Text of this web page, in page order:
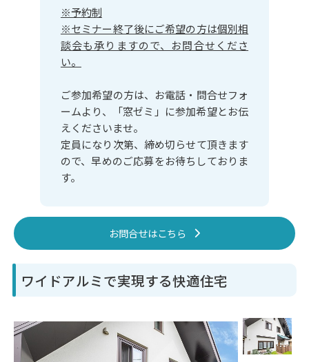
※予約制
※セミナー終了後にご希望の方は個別相
談会も承りますので、お問合せくださ
い。
ご参加希望の方は、お電話・問合せフォ
ームより、「窓ゼミ」に参加希望とお伝
えくださいませ。
定員になり次第、締め切らせて頂きます
ので、早めのご応募をお待ちしておりま
す。
お問合せはこちら
ワイドアルミで実現する快適住宅